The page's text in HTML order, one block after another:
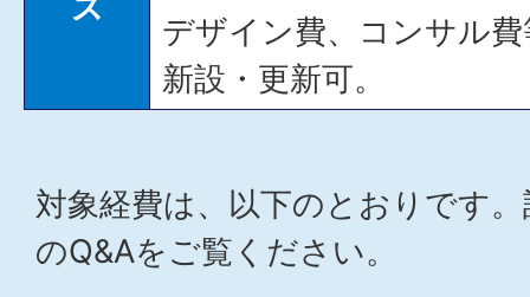
デザイン費、コンサル
新設・更新可。
対象経費は、以下のとおりです
のQ&Aをご覧ください。